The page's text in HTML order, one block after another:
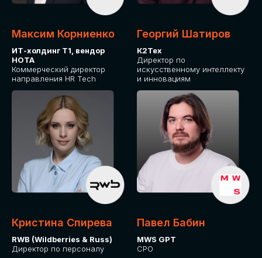
Максим Корниенко
ИТ-холдинг Т1, вендор
НОТА
Коммерческий директор
направления HR Tech
Георгий Шатиров
К2Тех
Директор по
искусственному интеллекту
и инновациям
Кристина Спирева
RWB (Wildberries & Russ)
Директор по персоналу
Павел Бабин
MWS GPT
CPO